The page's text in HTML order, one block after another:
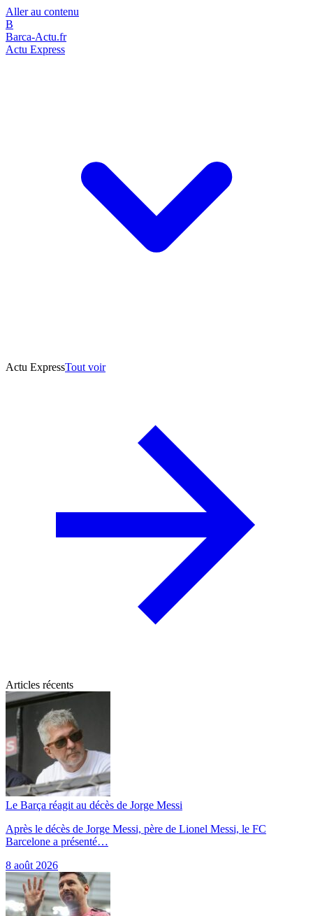
Aller au contenu
B
Barca-Actu.fr
Actu Express
Actu ExpressTout voir
Articles récents
Le Barça réagit au décès de Jorge Messi
Après le décès de Jorge Messi, père de Lionel Messi, le FC
Barcelone a présenté…
8 août 2026